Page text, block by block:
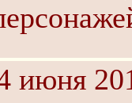
июня